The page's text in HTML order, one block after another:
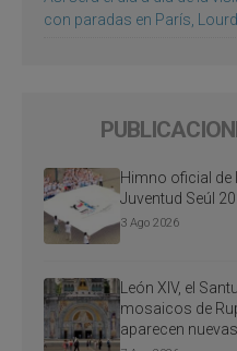
con paradas en París,
Himno oficial de
Juventud Seúl
3 Ago 2026
León XIV, el
mosaicos de
aparecen